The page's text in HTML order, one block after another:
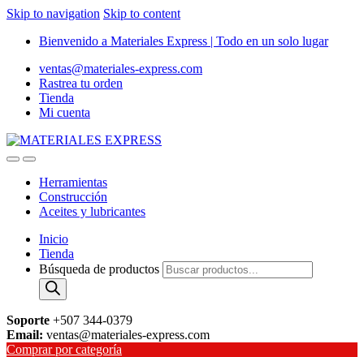
Skip to navigation Skip to content
Bienvenido a Materiales Express | Todo en un solo lugar
ventas@materiales-express.com
Rastrea tu orden
Tienda
Mi cuenta
Herramientas
Construcción
Aceites y lubricantes
Inicio
Tienda
Búsqueda de productos
Soporte +507 344-0379
Email: ventas@materiales-express.com
Comprar por categoría